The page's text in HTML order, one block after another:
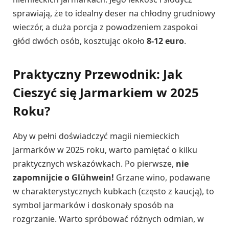
sprawiają, że to idealny deser na chłodny grudniowy
wieczór, a duża porcja z powodzeniem zaspokoi
głód dwóch osób, kosztując około 8-12 euro.
Praktyczny Przewodnik: Jak
Cieszyć się Jarmarkiem w 2025
Roku?
Aby w pełni doświadczyć magii niemieckich
jarmarków w 2025 roku, warto pamiętać o kilku
praktycznych wskazówkach. Po pierwsze, nie
zapomnijcie o Glühwein! Grzane wino, podawane
w charakterystycznych kubkach (często z kaucją), to
symbol jarmarków i doskonały sposób na
rozgrzanie. Warto spróbować różnych odmian, w